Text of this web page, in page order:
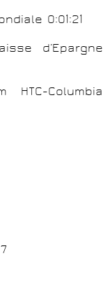
0:01:21
d’Epargne
HTC-Columbia